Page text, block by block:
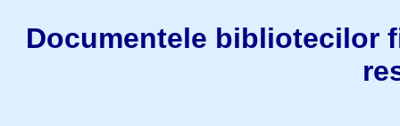
Documentele bibliotecilor